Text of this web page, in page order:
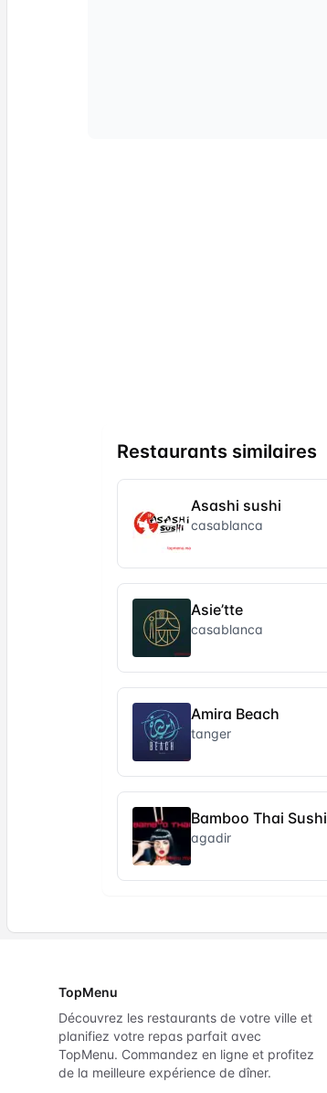
Restaurants similaires
Asashi sushi
casablanca
Asie’tte
casablanca
Amira Beach
tanger
Bamboo Thai Sushi
agadir
TopMenu
Découvrez les restaurants de votre ville et
planifiez votre repas parfait avec
TopMenu. Commandez en ligne et profitez
de la meilleure expérience de dîner.